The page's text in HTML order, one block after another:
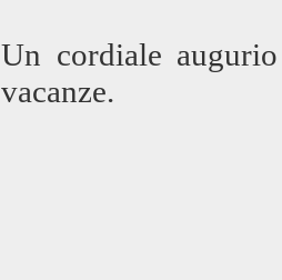
Un cordiale
vacanze.